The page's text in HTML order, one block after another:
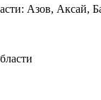
Азов, Аксай,